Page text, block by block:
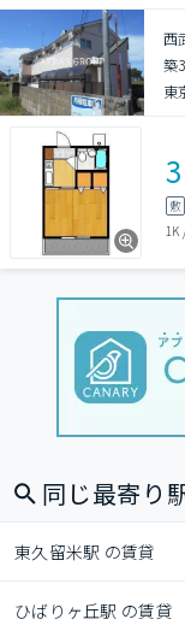
西
築
東
敷
1K
同じ最寄り
東久留米駅 の賃貸
ひばりヶ丘駅 の賃貸